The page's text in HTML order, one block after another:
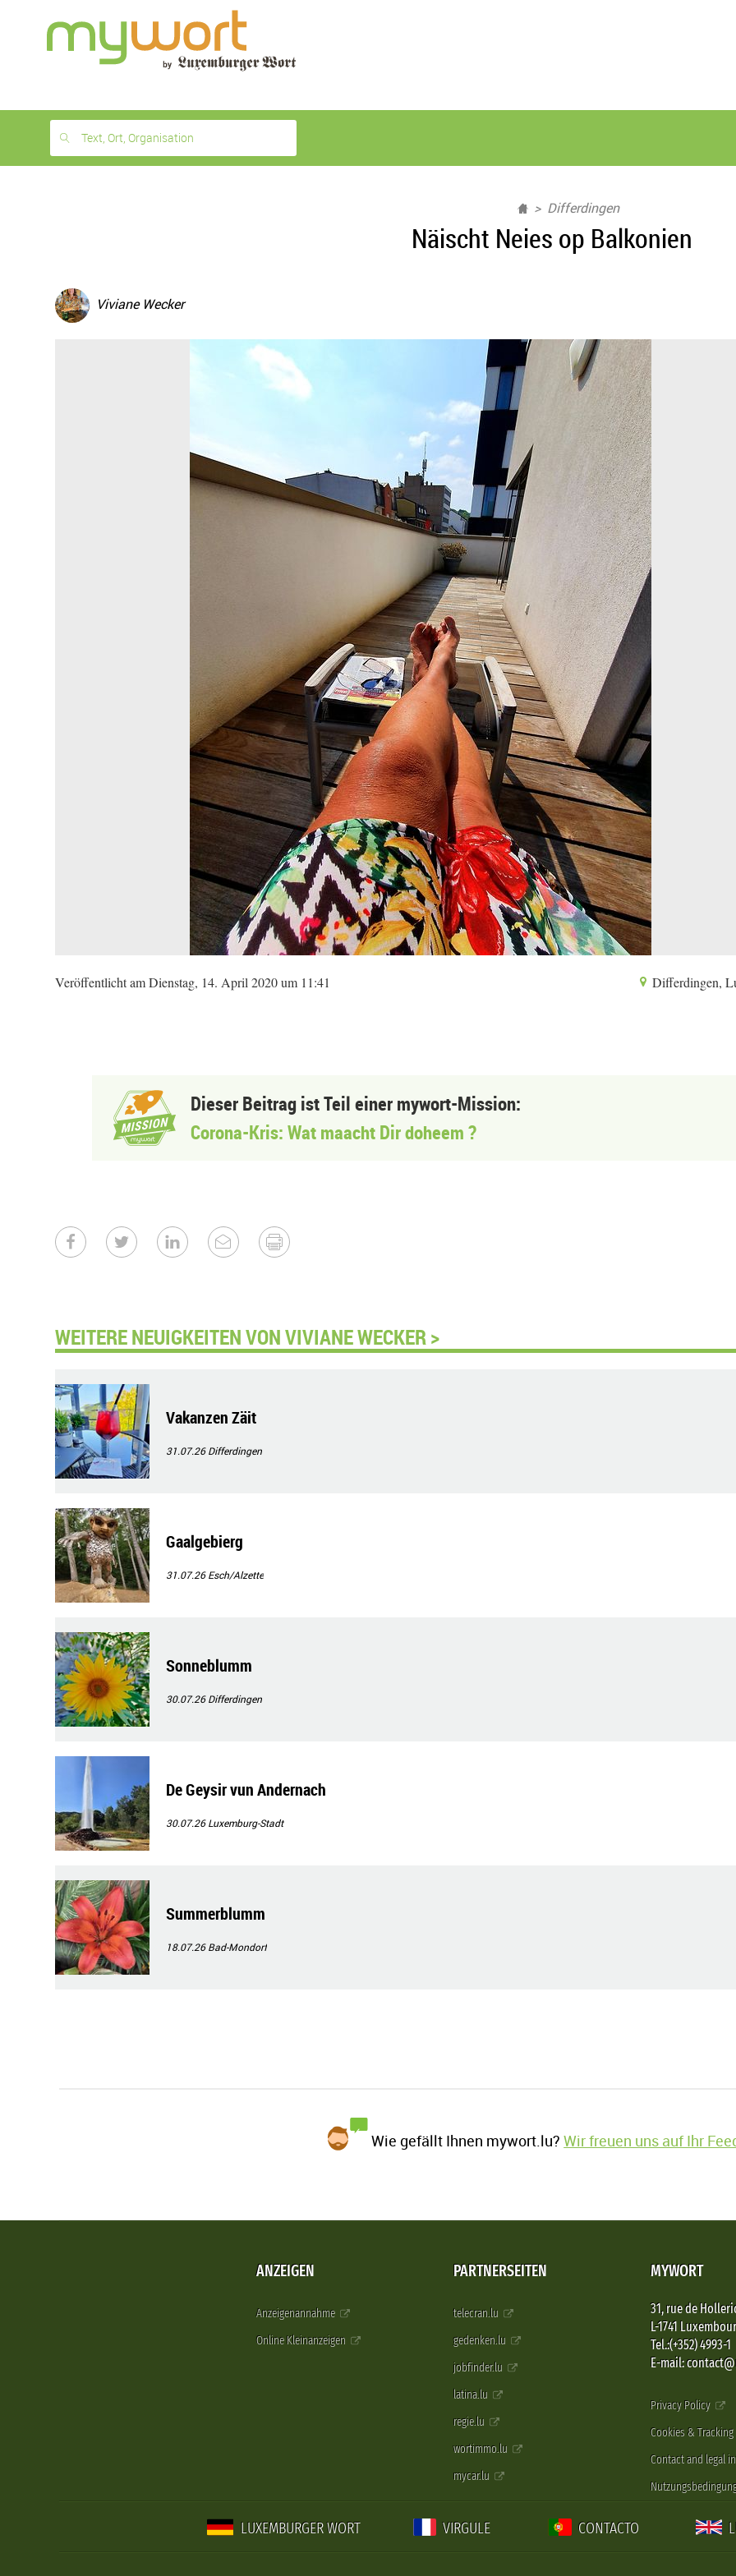
month
free
Text, Ort, Organisation
Differdingen
Näischt Neies op Balkonien
Viviane Wecker
Veröffentlicht am Dienstag, 14. April 2020 um 11:41 Differdingen,
Dieser Beitrag ist Teil einer mywort-Mission:
Corona-Kris: Wat maacht Dir doheem ?
WEITERE NEUIGKEITEN VON VIVIANE WECKER >
Vakanzen Zäit
31.07.26Differdingen
Gaalgebierg
31.07.26Esch/Alzette
Sonneblumm
30.07.26Differdingen
De Geysir vun Andernach
30.07.26Luxemburg-Stadt
Summerblumm
18.07.26Bad-Mondorf
Wie gefällt Ihnen mywort.lu?Wir freuen uns auf Ihr
ANZEIGEN
Anzeigenannahme
Online Kleinanzeigen
PARTNERSEITEN
telecran.lu
gedenken.lu
jobfinder.lu
latina.lu
regie.lu
wortimmo.lu
mycar.lu
MYWORT
31, rue de
L-1741
Tel.:(+352) 4993-1
E-mail:
Privacy Policy
Cookies & Tracking
Contact and legal
LUXEMBURGER WORT VIRGULE CONTACTO